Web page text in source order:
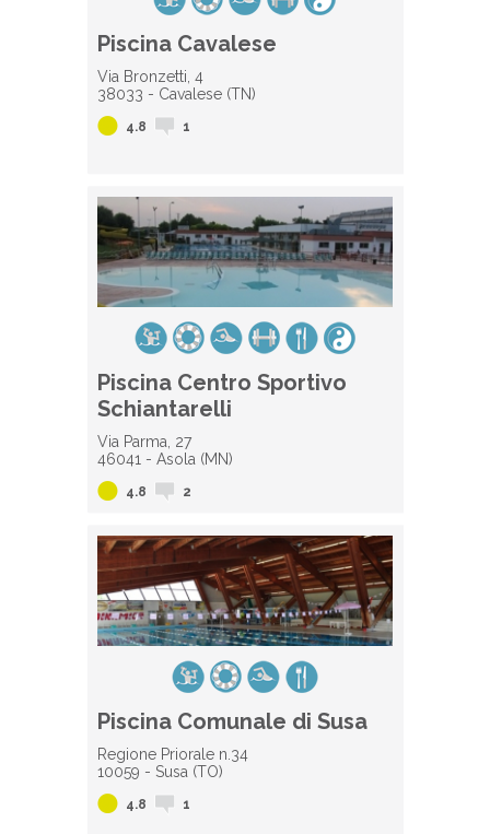
Piscina Cavalese
Via Bronzetti, 4
38033 - Cavalese (TN)
4.8 1
Piscina Centro Sportivo
Schiantarelli
Via Parma, 27
46041 - Asola (MN)
4.8 2
Piscina Comunale di Susa
Regione Priorale n.34
10059 - Susa (TO)
4.8 1